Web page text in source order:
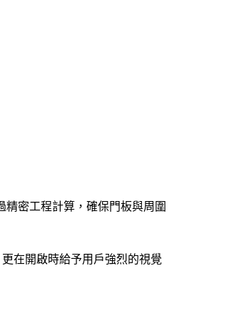
密工程計算，確保門板與周圍
在開啟時給予用戶強烈的視覺